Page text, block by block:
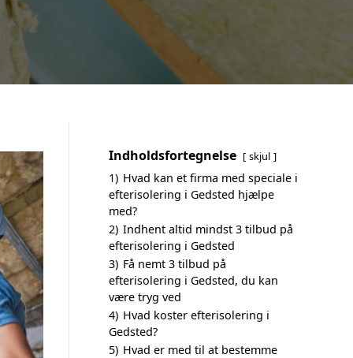
Indholdsfortegnelse skjul
1) Hvad kan et firma med speciale i
efterisolering i Gedsted hjælpe
med?
2) Indhent altid mindst 3 tilbud på
efterisolering i Gedsted
3) Få nemt 3 tilbud på
efterisolering i Gedsted, du kan
være tryg ved
4) Hvad koster efterisolering i
Gedsted?
5) Hvad er med til at bestemme